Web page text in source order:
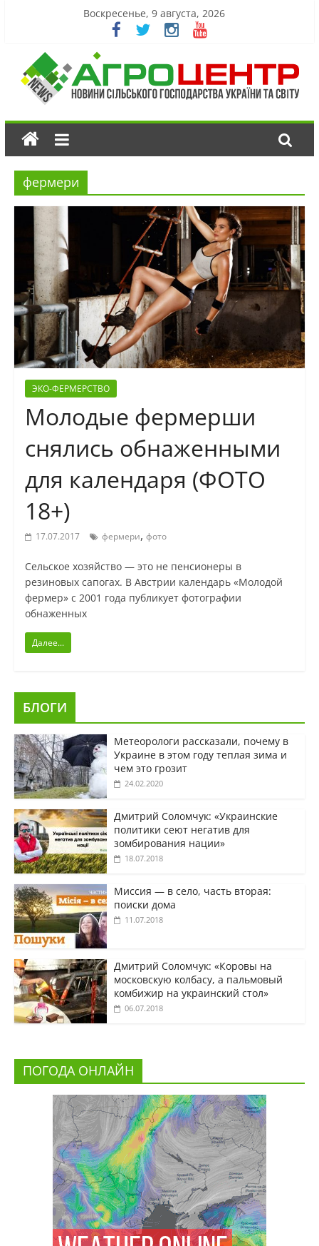
Воскресенье, 9 августа, 2026
фермери
ЭКО-ФЕРМЕРСТВО
Молодые фермерши
снялись обнаженными
для календаря (ФОТО
18+)
17.07.2017 фермери, фото
Сельское хозяйство — это не пенсионеры в
резиновых сапогах. В Австрии календарь «Молодой
фермер» с 2001 года публикует фотографии
обнаженных
Далее...
БЛОГИ
Метеорологи рассказали, почему в
Украине в этом году теплая зима и
чем это грозит
24.02.2020
Дмитрий Соломчук: «Украинские
политики сеют негатив для
зомбирования нации»
18.07.2018
Миссия — в село, часть вторая:
поиски дома
11.07.2018
Дмитрий Соломчук: «Коровы на
московскую колбасу, а пальмовый
комбижир на украинский стол»
06.07.2018
ПОГОДА ОНЛАЙН